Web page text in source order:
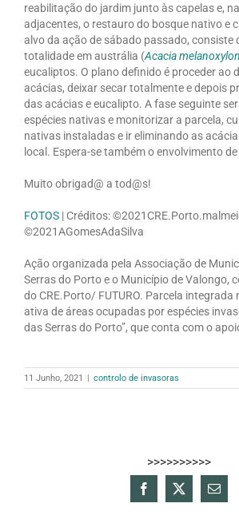
reabilitação do jardim junto às capelas e,
adjacentes, o restauro do bosque nativo e
alvo da ação de sábado passado, consiste
totalidade em austrália (Acacia melanoxylon
eucaliptos. O plano definido é proceder ao
acácias, deixar secar totalmente e depois
das acácias e eucalipto. A fase seguinte
espécies nativas e monitorizar a parcela,
nativas instaladas e ir eliminando as
local. Espera-se também o envolvimento
Muito obrigad@ a tod@s!
FOTOS | Créditos:
©2021AGomesAdaSilva
Ação organizada pela Associação de
Serras do Porto e o Município de Valongo,
do CRE.Porto/ FUTURO. Parcela integrada
ativa de áreas ocupadas por espécies
das Serras do Porto”, que conta com o
11 Junho, 2021 | controlo de invasoras
>>>>>>>>>>
Facebook
X
Email